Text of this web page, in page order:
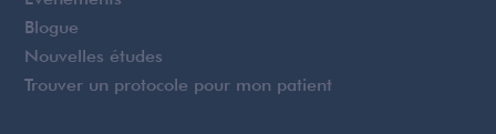
Blogue
Nouvelles études
Trouver un protocole pour mon patient